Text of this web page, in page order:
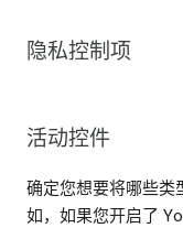
隐私控制项
活动控件
确定您想要将哪些类
如，如果您开启了